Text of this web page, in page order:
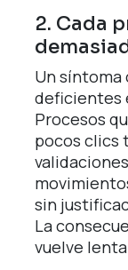
2. Cada
Un síntoma
deficientes
Procesos
pocos clics
sin
La
vuelve